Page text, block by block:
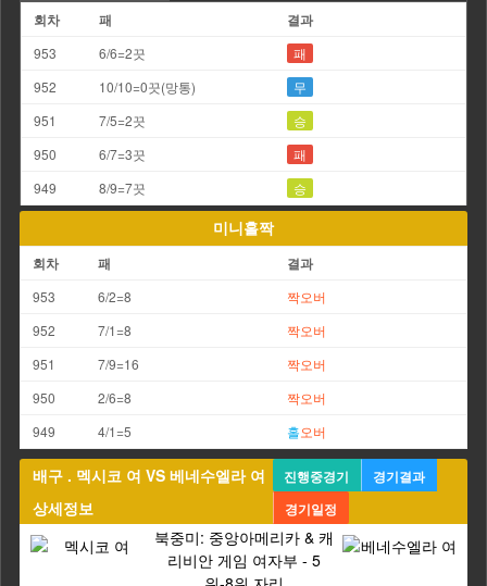
회차 패 결과
953 6/6=2끗
패
952
10/10=0끗(망통)
무
951
7/5=2끗
승
950
6/7=3끗
패
949
8/9=7끗 승
미니홀짝
회차 패 결과
953 6/2=8 짝오버
952
7/1=8 짝오버
951
7/9=16 짝오버
950
2/6=8 짝오버
949
4/1=5 홀오버
배구 . 멕시코 여 VS 베네수엘라 여
상세정보
진행중경기
경기결과
경기일정
북중미: 중앙아메리카 & 캐
리비안 게임 여자부 - 5